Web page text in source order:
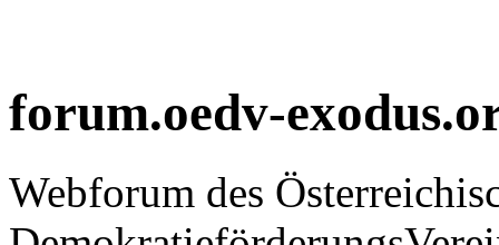
forum.oedv-
Webforum des